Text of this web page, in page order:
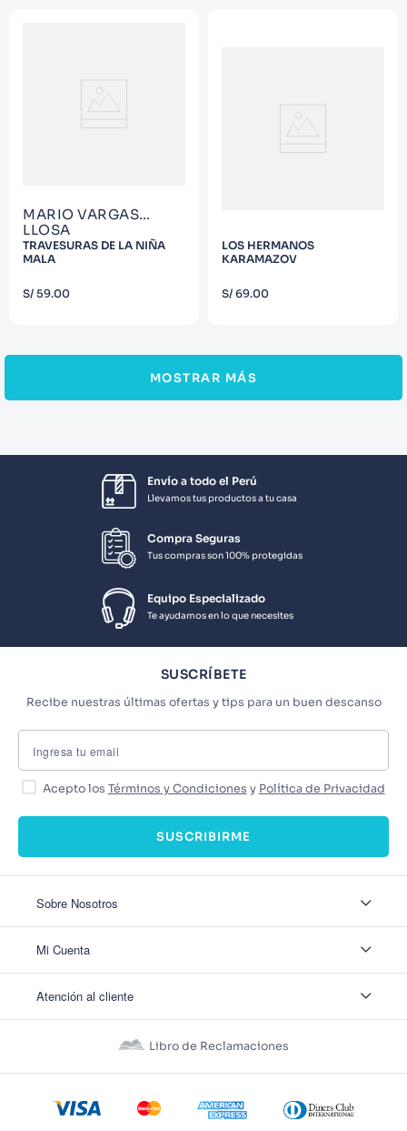
MARIO VARGAS
LLOSA
TRAVESURAS DE LA NIÑA
MALA
S/ 59.00
LOS HERMANOS
KARAMAZOV
S/ 69.00
MOSTRAR MÁS
Envío a todo el Perú
Llevamos tus productos a tu casa
Compra Seguras
Tus compras son 100% protegidas
Equipo Especializado
Te ayudamos en lo que necesites
SUSCRÍBETE
Recibe nuestras últimas ofertas y tips para un buen descanso
Acepto los Términos y Condiciones y Política de Privacidad
SUSCRIBIRME
Sobre Nosotros
Nuestas tiendas
Mi Cuenta
Ver mis Pedidos
Recuperar Contraseña
Atención al cliente
Políticas de Privacidad
Políticas de Cookies
Términos y Condiciones Promos
Libro de Reclamaciones